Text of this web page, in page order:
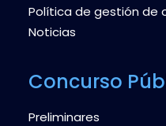
Política de gestión de
Noticias
Concurso
Preliminares